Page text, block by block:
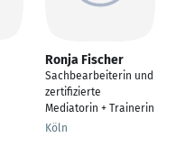
Ronja Fischer
Sachbearbeiterin und
zertifizierte
Mediatorin + Trainerin
Köln